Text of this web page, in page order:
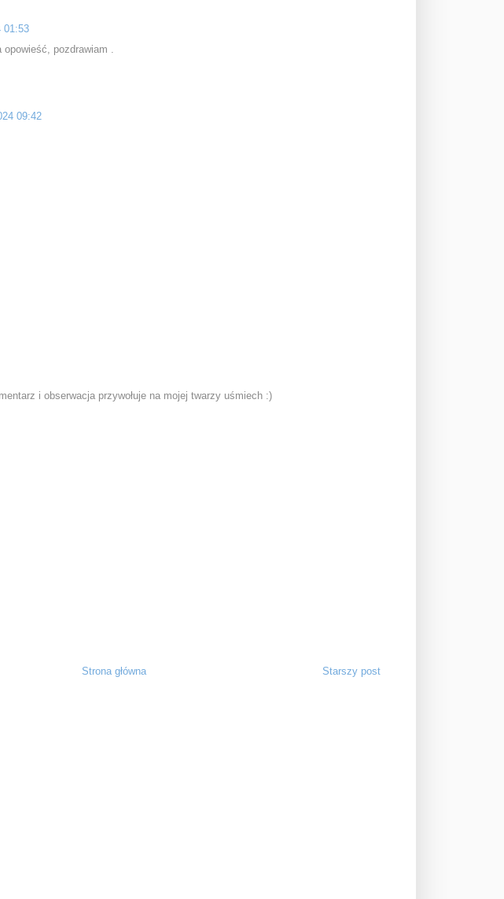
01:53
pozdrawiam .
09:42
i obserwacja przywołuje na mojej twarzy uśmiech :)
Starszy post
Strona główna